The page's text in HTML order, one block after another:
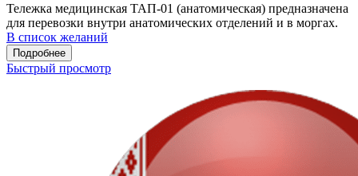
Тележка медицинская ТАП-01 (анатомическая) предназначена
для перевозки внутри анатомических отделений и в моргах.
В список желаний
Подробнее
Быстрый просмотр